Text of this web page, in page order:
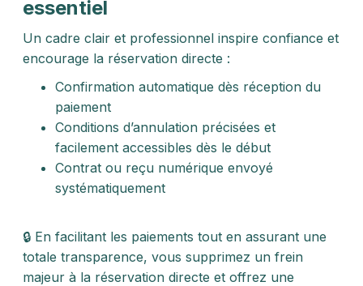
essentiel
Un cadre clair et professionnel inspire confiance et
encourage la réservation directe :
Confirmation automatique dès réception du
paiement
Conditions d’annulation précisées et
facilement accessibles dès le début
Contrat ou reçu numérique envoyé
systématiquement
🔒 En facilitant les paiements tout en assurant une
totale transparence, vous supprimez un frein
majeur à la réservation directe et offrez une